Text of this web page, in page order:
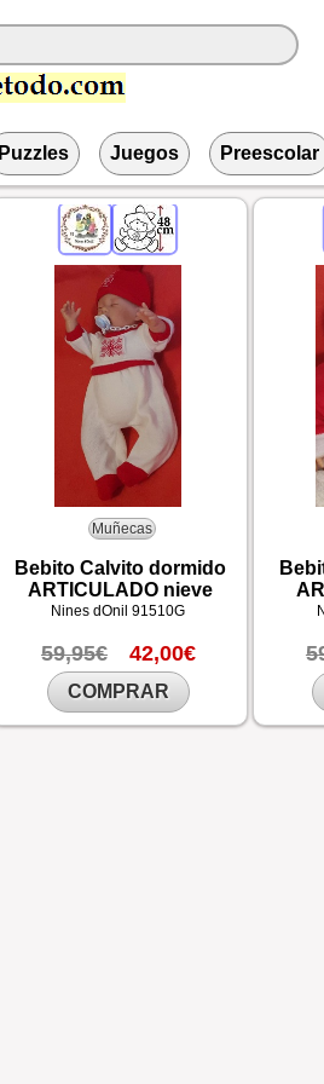
Puzzles Juegos Preescolar
Muñecas
Bebito Calvito dormido
ARTICULADO nieve
Nines dOnil91510G
59,95€ 42,00€
COMPRAR